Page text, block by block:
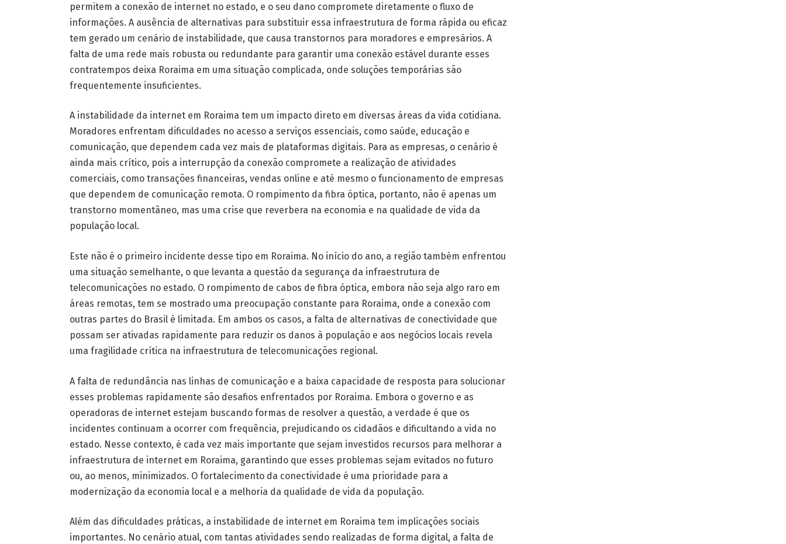
permitem a conexão de internet no estado, e o seu dano compromete diretamente o fluxo de
informações. A ausência de alternativas para substituir essa infraestrutura de forma rápida ou eficaz
tem gerado um cenário de instabilidade, que causa transtornos para moradores e empresários. A
falta de uma rede mais robusta ou redundante para garantir uma conexão estável durante esses
contratempos deixa Roraima em uma situação complicada, onde soluções temporárias são
frequentemente insuficientes.
A instabilidade da internet em Roraima tem um impacto direto em diversas áreas da vida cotidiana.
Moradores enfrentam dificuldades no acesso a serviços essenciais, como saúde, educação e
comunicação, que dependem cada vez mais de plataformas digitais. Para as empresas, o cenário é
ainda mais crítico, pois a interrupção da conexão compromete a realização de atividades
comerciais, como transações financeiras, vendas online e até mesmo o funcionamento de empresas
que dependem de comunicação remota. O rompimento da fibra óptica, portanto, não é apenas um
transtorno momentâneo, mas uma crise que reverbera na economia e na qualidade de vida da
população local.
Este não é o primeiro incidente desse tipo em Roraima. No início do ano, a região também enfrentou
uma situação semelhante, o que levanta a questão da segurança da infraestrutura de
telecomunicações no estado. O rompimento de cabos de fibra óptica, embora não seja algo raro em
áreas remotas, tem se mostrado uma preocupação constante para Roraima, onde a conexão com
outras partes do Brasil é limitada. Em ambos os casos, a falta de alternativas de conectividade que
possam ser ativadas rapidamente para reduzir os danos à população e aos negócios locais revela
uma fragilidade crítica na infraestrutura de telecomunicações regional.
A falta de redundância nas linhas de comunicação e a baixa capacidade de resposta para solucionar
esses problemas rapidamente são desafios enfrentados por Roraima. Embora o governo e as
operadoras de internet estejam buscando formas de resolver a questão, a verdade é que os
incidentes continuam a ocorrer com frequência, prejudicando os cidadãos e dificultando a vida no
estado. Nesse contexto, é cada vez mais importante que sejam investidos recursos para melhorar a
infraestrutura de internet em Roraima, garantindo que esses problemas sejam evitados no futuro
ou, ao menos, minimizados. O fortalecimento da conectividade é uma prioridade para a
modernização da economia local e a melhoria da qualidade de vida da população.
Além das dificuldades práticas, a instabilidade de internet em Roraima tem implicações sociais
importantes. No cenário atual, com tantas atividades sendo realizadas de forma digital, a falta de